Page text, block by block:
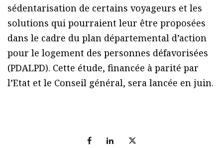
sédentarisation de certains voyageurs et les
solutions qui pourraient leur être proposées
dans le cadre du plan départemental d’action
pour le logement des personnes défavorisées
(PDALPD). Cette étude, financée à parité par
l’Etat et le Conseil général, sera lancée en juin.